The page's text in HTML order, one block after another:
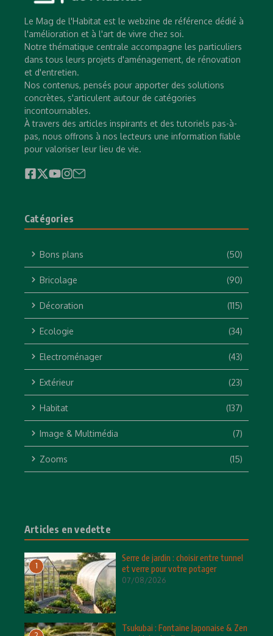
Le Mag de l'Habitat est le webzine de référence dédié à
l'amélioration et à l'art de vivre chez soi.
Notre thématique centrale accompagne les particuliers
dans tous leurs projets d'aménagement, de rénovation
et d'entretien.
Nos contenus, pensés pour apporter des solutions
concrètes, s'articulent autour de catégories
incontournables.
À travers des articles inspirants et des tutoriels pas-à-
pas, nous offrons à nos lecteurs une information fiable
pour valoriser leur lieu de vie.
Catégories
Bons plans (50)
Bricolage (90)
Décoration (115)
Ecologie (34)
Electroménager (43)
Extérieur (23)
Habitat (137)
Image & Multimédia (7)
Zooms (15)
Articles en vedette
1
Serre de jardin : choisir entre tunnel
et verre pour votre potager
07/08/2026
Tsukubai : Fontaine Japonaise & Zen